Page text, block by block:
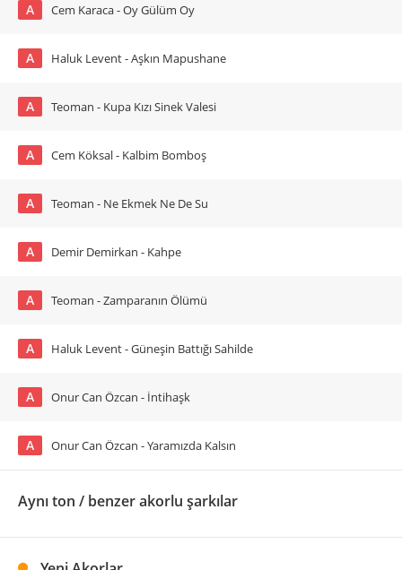
A Cem Karaca - Oy Gülüm Oy
A Haluk Levent - Aşkın Mapushane
A Teoman - Kupa Kızı Sinek Valesi
A Cem Köksal - Kalbim Bomboş
A Teoman - Ne Ekmek Ne De Su
A Demir Demirkan - Kahpe
A Teoman - Zamparanın Ölümü
A Haluk Levent - Güneşin Battığı Sahilde
A Onur Can Özcan - İntihaşk
A Onur Can Özcan - Yaramızda Kalsın
Aynı ton / benzer akorlu şarkılar